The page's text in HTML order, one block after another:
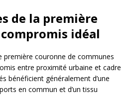
de la première
idéal
première couronne de communes
entre proximité urbaine et cadre
bénéficient généralement d’une
en commun et d’un tissu